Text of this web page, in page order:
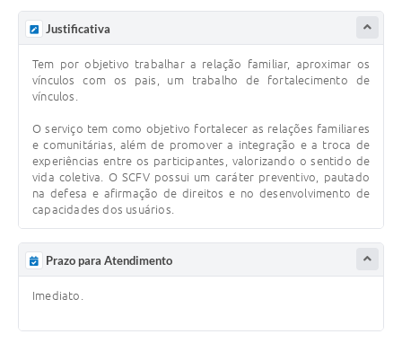
Justificativa
Tem por objetivo trabalhar a relação familiar, aproximar os
vínculos com os pais, um trabalho de fortalecimento de
vínculos.
O serviço tem como objetivo fortalecer as relações familiares
e comunitárias, além de promover a integração e a troca de
experiências entre os participantes, valorizando o sentido de
vida coletiva. O SCFV possui um caráter preventivo, pautado
na defesa e afirmação de direitos e no desenvolvimento de
capacidades dos usuários.
Prazo para Atendimento
Imediato.